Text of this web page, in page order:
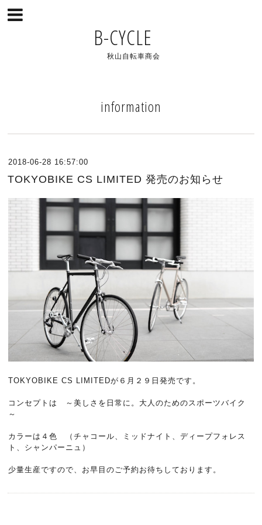
B-CYCLE
秋山自転車商会
information
2018-06-28 16:57:00
TOKYOBIKE CS LIMITED 発売のお知らせ
TOKYOBIKE CS LIMITEDが６月２９日発売です。
コンセプトは ～美しさを日常に。大人のためのスポーツバイク
～
カラーは４色 （チャコール、ミッドナイト、ディープフォレス
ト、シャンパーニュ）
少量生産ですので、お早目のご予約お待ちしております。